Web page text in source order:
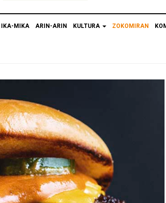
IKA-MIKA ARIN-ARIN KULTURA ZOKOMIRAN